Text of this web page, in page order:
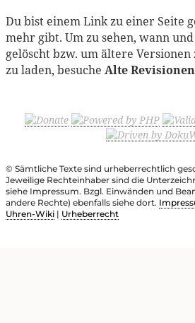
Du bist einem Link zu einer Seite
mehr gibt. Um zu sehen, wann
gelöscht bzw. um ältere
zu laden, besuche Alte Revisionen
© Sämtliche Texte sind urheberrechtlich
Jeweilige Rechteinhaber sind die
siehe Impressum. Bzgl. Einwänden und
andere Rechte) ebenfalls siehe dort.
Uhren-Wiki | Urheberrecht